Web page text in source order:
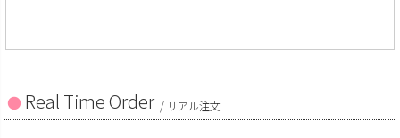
Real Time Order / リアル注文